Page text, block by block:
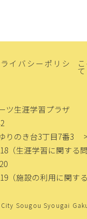
イバシーポリシ
て
ツ生涯学習プラザ
りのき台3丁目7番3
（生涯学習に関する
（施設の利用に関す
Sougou Syougai